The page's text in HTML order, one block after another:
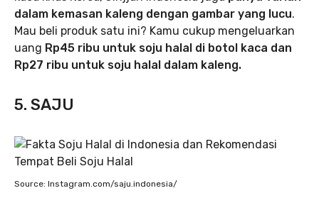
dalam kemasan kaleng dengan gambar yang lucu.
Mau beli produk satu ini? Kamu cukup mengeluarkan
uang Rp45 ribu untuk soju halal di botol kaca dan
Rp27 ribu untuk soju halal dalam kaleng.
5. SAJU
Source: Instagram.com/saju.indonesia/